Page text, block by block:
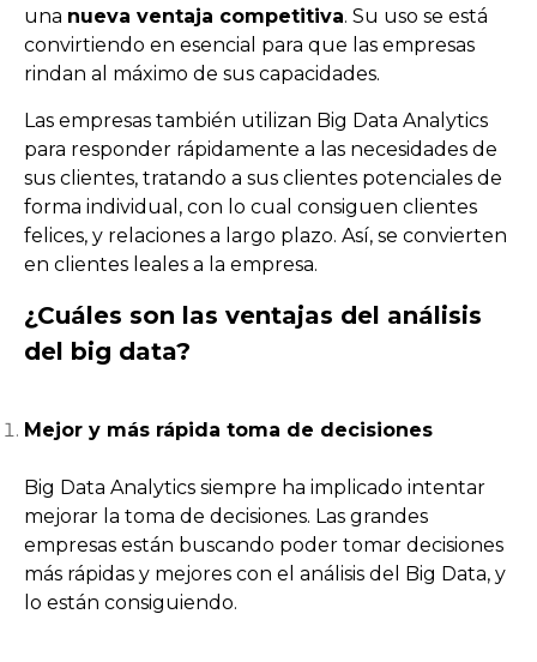
una nueva ventaja competitiva. Su uso se está
convirtiendo en esencial para que las empresas
rindan al máximo de sus capacidades.
Las empresas también utilizan Big Data Analytics
para responder rápidamente a las necesidades de
sus clientes, tratando a sus clientes potenciales de
forma individual, con lo cual consiguen clientes
felices, y relaciones a largo plazo. Así, se convierten
en clientes leales a la empresa.
¿Cuáles son las ventajas del análisis
del big data?
Mejor y más rápida toma de decisiones
Big Data Analytics siempre ha implicado intentar
mejorar la toma de decisiones. Las grandes
empresas están buscando poder tomar decisiones
más rápidas y mejores con el análisis del Big Data, y
lo están consiguiendo.